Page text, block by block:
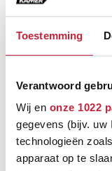
Toestemming
Verantwoord
Wij en onze 1022
gegevens (bijv. uw
technologieën
apparaat op te
Over ons
Contact
Handige
PVC